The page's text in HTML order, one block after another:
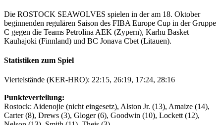
Die ROSTOCK SEAWOLVES spielen in der am 18. Oktober
beginnenden regulären Saison des FIBA Europe Cup in der Gruppe
C gegen die Teams Petrolina AEK (Zypern), Karhu Basket
Kauhajoki (Finnland) und BC Jonava Cbet (Litauen).
Statistiken zum Spiel
Viertelstände (KER-HRO): 22:15, 26:19, 17:24, 28:16
Punkteverteilung:
Rostock: Aidenojie (nicht eingesetz), Alston Jr. (13), Amaize (14),
Carter (8), Drews (3), Gloger (6), Goodwin (10), Lockett (12),